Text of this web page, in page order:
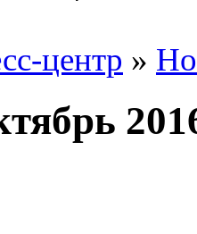
центр »